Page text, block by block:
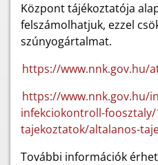
Központ tájékoztatója
felszámolhatjuk, ezzel
szúnyogártalmat.
https://www.nnk.gov.hu/
https://www.nnk.gov.hu/
infekciokontroll-foosztaly/
tajekoztatok/altalanos-
További információk